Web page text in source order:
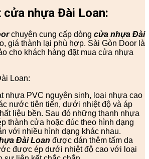
nhựa Đài Loan:
chuyên cung cấp dòng cửa nhựa Đài
giá thành lại phù hợp. Sài Gòn Door là
cho khách hàng đặt mua cửa nhựa
Loan:
nhựa PVC nguyên sinh, loại nhựa cao
nước tiên tiến, dưới nhiệt độ và áp
liệu bền. Sau đó những thanh nhựa
thành cửa hoặc đúc theo hình dạng
với nhiều hình dạng khác nhau.
Đài Loan được dán thêm tấm da
được ép dưới nhiệt độ cao với loại